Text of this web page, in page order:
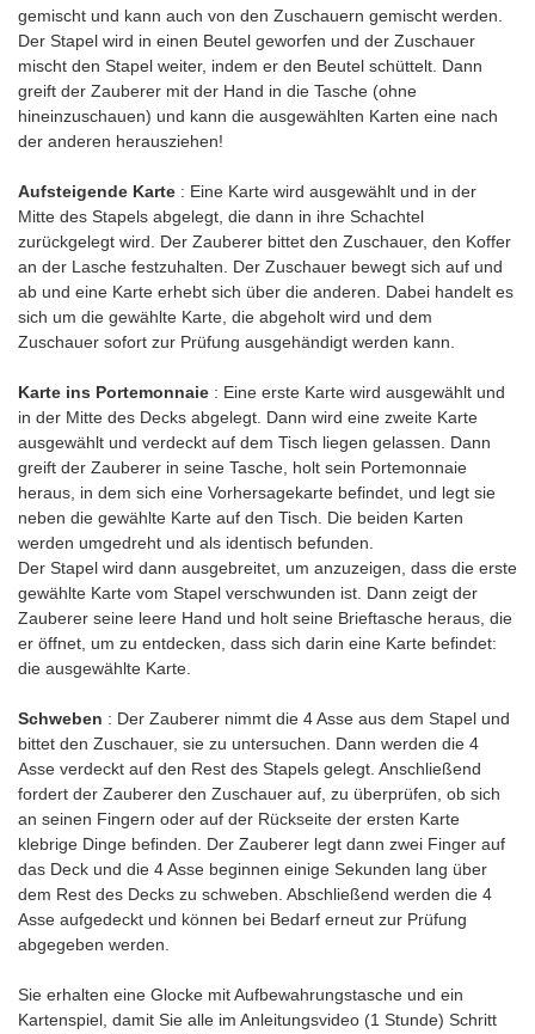
gemischt und kann auch von den Zuschauern gemischt werden.
Der Stapel wird in einen Beutel geworfen und der Zuschauer
mischt den Stapel weiter, indem er den Beutel schüttelt. Dann
greift der Zauberer mit der Hand in die Tasche (ohne
hineinzuschauen) und kann die ausgewählten Karten eine nach
der anderen herausziehen!
Aufsteigende Karte : Eine Karte wird ausgewählt und in der
Mitte des Stapels abgelegt, die dann in ihre Schachtel
zurückgelegt wird. Der Zauberer bittet den Zuschauer, den Koffer
an der Lasche festzuhalten. Der Zuschauer bewegt sich auf und
ab und eine Karte erhebt sich über die anderen. Dabei handelt es
sich um die gewählte Karte, die abgeholt wird und dem
Zuschauer sofort zur Prüfung ausgehändigt werden kann.
Karte ins Portemonnaie : Eine erste Karte wird ausgewählt und
in der Mitte des Decks abgelegt. Dann wird eine zweite Karte
ausgewählt und verdeckt auf dem Tisch liegen gelassen. Dann
greift der Zauberer in seine Tasche, holt sein Portemonnaie
heraus, in dem sich eine Vorhersagekarte befindet, und legt sie
neben die gewählte Karte auf den Tisch. Die beiden Karten
werden umgedreht und als identisch befunden.
Der Stapel wird dann ausgebreitet, um anzuzeigen, dass die erste
gewählte Karte vom Stapel verschwunden ist. Dann zeigt der
Zauberer seine leere Hand und holt seine Brieftasche heraus, die
er öffnet, um zu entdecken, dass sich darin eine Karte befindet:
die ausgewählte Karte.
Schweben : Der Zauberer nimmt die 4 Asse aus dem Stapel und
bittet den Zuschauer, sie zu untersuchen. Dann werden die 4
Asse verdeckt auf den Rest des Stapels gelegt. Anschließend
fordert der Zauberer den Zuschauer auf, zu überprüfen, ob sich
an seinen Fingern oder auf der Rückseite der ersten Karte
klebrige Dinge befinden. Der Zauberer legt dann zwei Finger auf
das Deck und die 4 Asse beginnen einige Sekunden lang über
dem Rest des Decks zu schweben. Abschließend werden die 4
Asse aufgedeckt und können bei Bedarf erneut zur Prüfung
abgegeben werden.
Sie erhalten eine Glocke mit Aufbewahrungstasche und ein
Kartenspiel, damit Sie alle im Anleitungsvideo (1 Stunde) Schritt